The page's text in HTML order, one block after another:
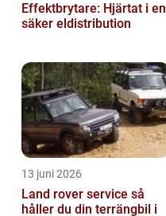
Effektbrytare: Hjärtat i en
säker eldistribution
13 juni 2026
Land rover service så
håller du din terrängbil i